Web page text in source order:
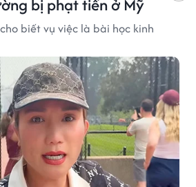
biết vụ việc là bài học kinh